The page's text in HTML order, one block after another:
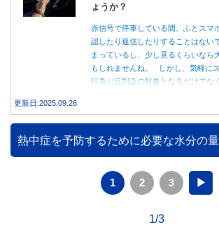
ょうか？
赤信号で停車している間、ふとスマ
認したり返信したりすることはない
まっているし、少し見るくらいなら
もしれませんね。 しかし、気軽に
行為が反則金の対象となるだけでな
更新日:2025.09.26
熱中症を予防するために必要な水分の量
1 2 3 ▶
1/3